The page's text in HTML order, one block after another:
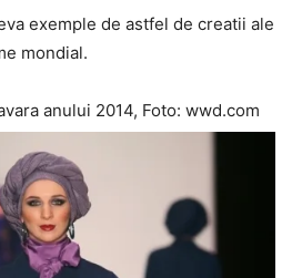
exemple de astfel de creatii ale
mondial.
anului 2014, Foto: wwd.com